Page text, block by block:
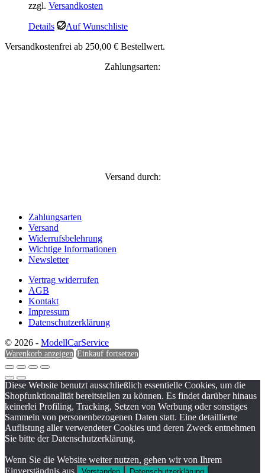
zzgl. Versandkosten
Details
Auf Wunschliste
Versandkostenfrei ab 250,00 € Bestellwert.
Zahlungsarten:
Versand durch:
Zahlungsarten
Versand
Widerrufsbelehrung
Wichtige Informationen
Newsletter
Vertrag widerrufen
AGB
Kontakt
Impressum
Datenschutzerklärung
© 2026 - ModellCarService
Warenkorb anzeigen Einkauf fortsetzen
Diese Website benutzt ausschließlich essentielle Cookies, um die
Shopfunktionalität bereitstellen zu können. Es findet darüber hinaus
keinerlei Profiling, Tracking, Setzen von Werbung oder sonstiges
Sammeln von personenbezogenen Daten statt. Eine detaillierte
Auflistung aller verwendeter Cookies und deren Zweck entnehmen
Sie bitte der Datenschutzerklärung.
Wenn Sie die Website weiter nutzen, gehen wir von Ihrem